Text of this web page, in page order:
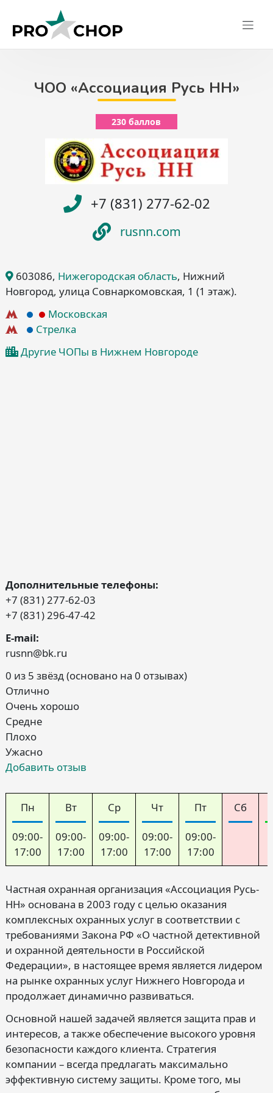
content
ЧОО «Ассоциация Русь НН»
230 баллов
+7 (831) 277-62-02
rusnn.com
603086, Нижегородская область, Нижний
Новгород, улица Совнаркомовская, 1 (1 этаж).
Московская
Стрелка
Другие ЧОПы в Нижнем Новгороде
Дополнительные телефоны:
+7 (831) 277-62-03
+7 (831) 296-47-42
E-mail:
rusnn@bk.ru
0 из 5 звёзд (основано на 0 отзывах)
Отлично
Очень хорошо
Средне
Плохо
Ужасно
Добавить отзыв
Пн
09:00-
17:00
Вт
09:00-
17:00
Ср
09:00-
17:00
Чт
09:00-
17:00
Пт
09:00-
17:00
Сб
Частная охранная организация «Ассоциация Русь-
НН» основана в 2003 году с целью оказания
комплексных охранных услуг в соответствии с
требованиями Закона РФ «О частной детективной
и охранной деятельности в Российской
Федерации», в настоящее время является лидером
на рынке охранных услуг Нижнего Новгорода и
продолжает динамично развиваться.
Основной нашей задачей является защита прав и
интересов, а также обеспечение высокого уровня
безопасности каждого клиента. Стратегия
компании – всегда предлагать максимально
эффективную систему защиты. Кроме того, мы